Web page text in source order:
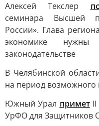
Алексей Текслер
семинара Высшей
России». Глава
экономике
законодательстве
В Челябинской
на период возможного
Южный Урал приметII
УрФО для Защитников